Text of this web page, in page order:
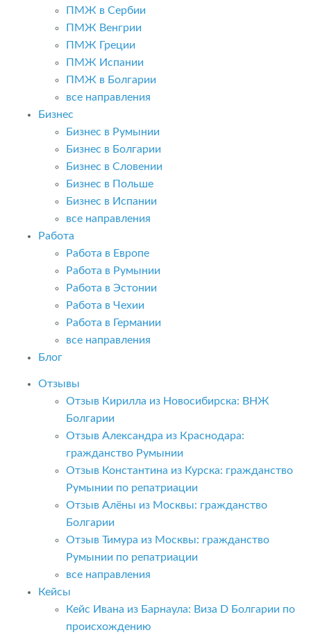
ПМЖ в Сербии
ПМЖ Венгрии
ПМЖ Греции
ПМЖ Испании
ПМЖ в Болгарии
все направления
Бизнес
Бизнес в Румынии
Бизнес в Болгарии
Бизнес в Словении
Бизнес в Польше
Бизнес в Испании
все направления
Работа
Работа в Европе
Работа в Румынии
Работа в Эстонии
Работа в Чехии
Работа в Германии
все направления
Блог
Отзывы
Отзыв Кирилла из Новосибирска: ВНЖ
Болгарии
Отзыв Александра из Краснодара:
гражданство Румынии
Отзыв Константина из Курска: гражданство
Румынии по репатриации
Отзыв Алёны из Москвы: гражданство
Болгарии
Отзыв Тимура из Москвы: гражданство
Румынии по репатриации
все направления
Кейсы
Кейс Ивана из Барнаула: Виза D Болгарии по
происхождению